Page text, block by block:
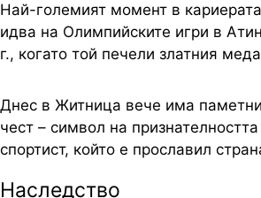
Най-големият момент в
идва на Олимпийските игри в
г., когато той печели златния
Днес в Житница вече има
чест – символ на
спортист, който е прославил
Наследство